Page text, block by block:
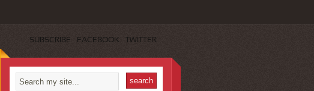
SUBSCRIBE FACEBOOK TWITTER